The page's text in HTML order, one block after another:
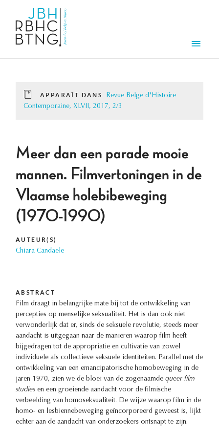
APPARAÎT DANS
Revue Belge d'Histoire
Contemporaine, XLVII, 2017, 2/3
Meer dan een parade mooie
mannen. Filmvertoningen in de
Vlaamse holebibeweging
(1970-1990)
AUTEUR(S)
Chiara Candaele
ABSTRACT
Film draagt in belangrijke mate bij tot de ontwikkeling van
percepties op menselijke seksualiteit. Het is dan ook niet
verwonderlijk dat er, sinds de seksuele revolutie, steeds meer
aandacht is uitgegaan naar de manieren waarop film heeft
bijgedragen tot de appropriatie en cultivatie van zowel
individuele als collectieve seksuele identiteiten. Parallel met de
ontwikkeling van een emancipatorische homobeweging in de
jaren 1970, zien we de bloei van de zogenaamde queer film
studies en een groeiende aandacht voor de filmische
verbeelding van homoseksualiteit. De wijze waarop film in de
homo- en lesbiennebeweging geïncorporeerd geweest is, lijkt
echter aan de aandacht van onderzoekers ontsnapt te zijn.